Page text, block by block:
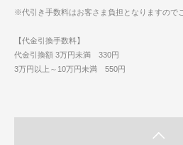
※代引き手数料はお客さま負担となりますので
【代金引換手数料】
代金引換額 3万円未満 330円
3万円以上～10万円未満 550円